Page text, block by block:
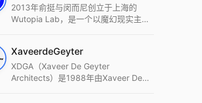
2013年俞挺与闵而尼创立于上海的
Wutopia Lab，是一个以魔幻现实主
统这种新的思维范式为基础，以上海性
和生活性为介入设计的原点，以建筑为
工具，从而推动建筑学和社会学进步。
XaveerdeGeyter
XDGA（Xaveer De Geyter
Architects）是1988年由Xaveer De